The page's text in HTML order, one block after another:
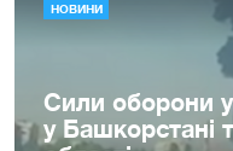
НОВИНИ
Сили оборони
у Башкорстані